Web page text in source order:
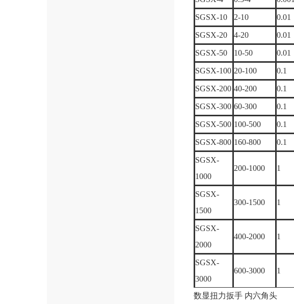
SGSX-10 2-10 0.01
SGSX-20 4-20 0.01
SGSX-50 10-50 0.01
SGSX-100 20-100 0.1
SGSX-200 40-200 0.1
SGSX-300 60-300 0.1
SGSX-500 100-500 0.1
SGSX-800 160-800 0.1
SGSX-
1000
200-1000 1
SGSX-
1500
300-1500 1
SGSX-
2000
400-2000 1
SGSX-
3000
600-3000 1
数显扭力扳手 内六角头